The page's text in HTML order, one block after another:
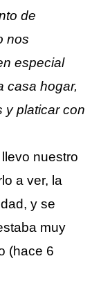
de
nos
especial
casa hogar,
y platicar con
nuestro
a ver, la
y se
muy
(hace 6